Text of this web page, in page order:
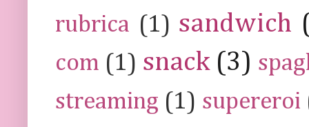
rubrica (1) sandwich
com (1) snack (3)
streaming (1) supereroi